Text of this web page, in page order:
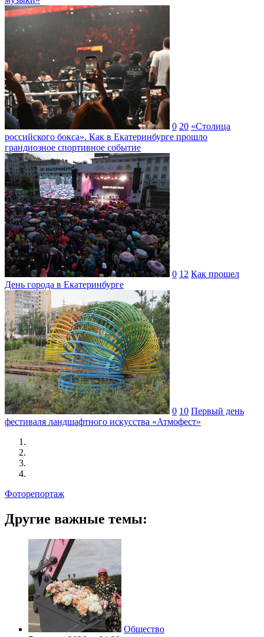
0 20 «Столица
российского бокса». Как в Екатеринбурге прошло
грандиозное спортивное событие
0 12 Как прошел
День города в Екатеринбурге
0 10 Первый день
фестиваля ландшафтного искусства «Атмофест»
Фоторепортаж
Другие важные темы:
Общество